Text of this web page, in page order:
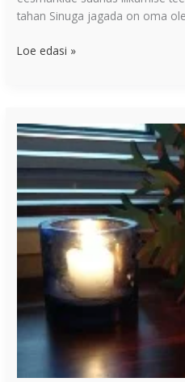
tahan Sinuga jagada on oma
Loe edasi »
halbadest
harjumustest
vabaneda?